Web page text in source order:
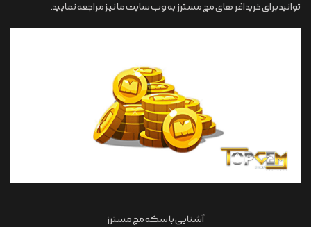
توانید برای خرید افر های مچ مسترز به وب سایت ما نیز مراجعه نمایید.
آشنایی با سکه مچ مسترز